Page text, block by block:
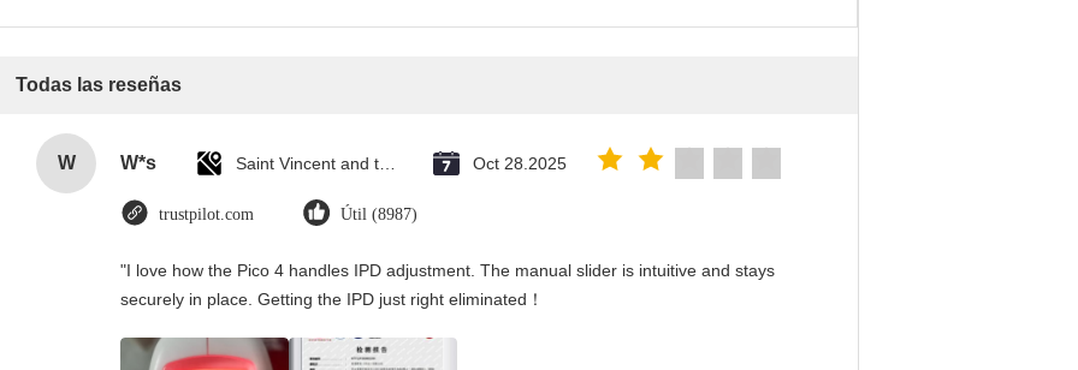
Todas las reseñas
W W*s Oct 28.2025
trustpilot.com Útil (8987)
"I love how the Pico 4 handles IPD adjustment. The manual slider is intuitive and stays
securely in place. Getting the IPD just right eliminated！